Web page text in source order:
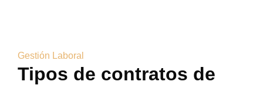
Gestión Laboral
Tipos de contratos de